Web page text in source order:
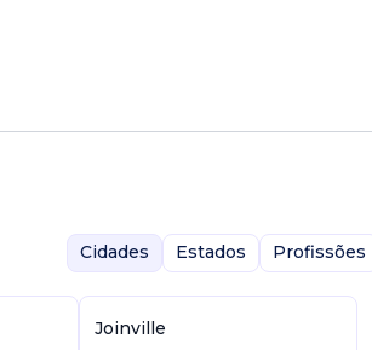
Cidades Estados Profissões
Joinville